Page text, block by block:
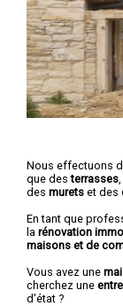
Nous effectuons
que desterrasses
des murets et des
En tant que
la rénovation
maisons et de
Vous avez une
cherchez une
d'état ?